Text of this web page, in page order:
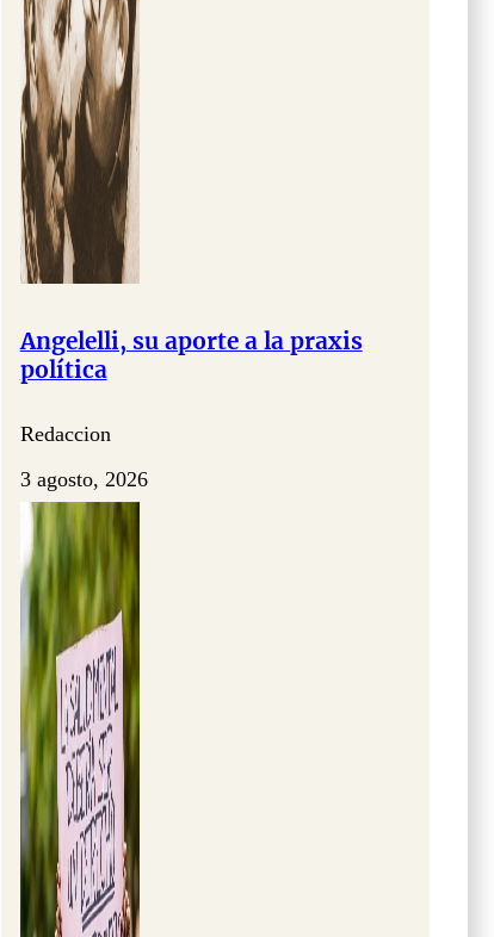
Angelelli, su aporte a la praxis
política
Redaccion
3 agosto, 2026